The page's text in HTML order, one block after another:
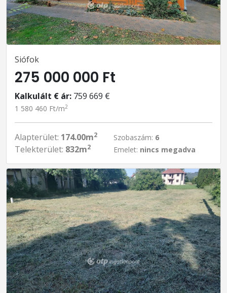
Siófok
275 000 000 Ft
Kalkulált € ár: 759 669 €
1 580 460 Ft/m2
Alapterület: 174.00m2
Telekterület: 832m2
Szobaszám: 6
Emelet: nincs megadva